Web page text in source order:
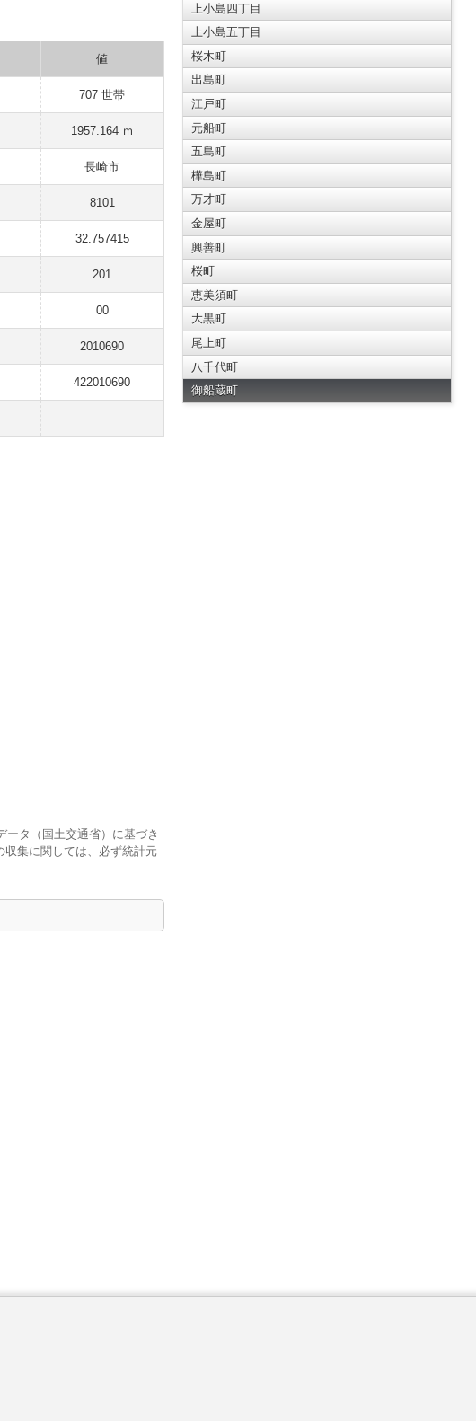
値
707 世帯
1957.164 ｍ
長崎市
8101
32.757415
201
00
2010690
422010690
タ（国土交通省）に基づき
集に関しては、必ず統計元
上小島四丁目
上小島五丁目
桜木町
出島町
江戸町
元船町
五島町
樺島町
万才町
金屋町
興善町
桜町
恵美須町
大黒町
尾上町
八千代町
御船蔵町